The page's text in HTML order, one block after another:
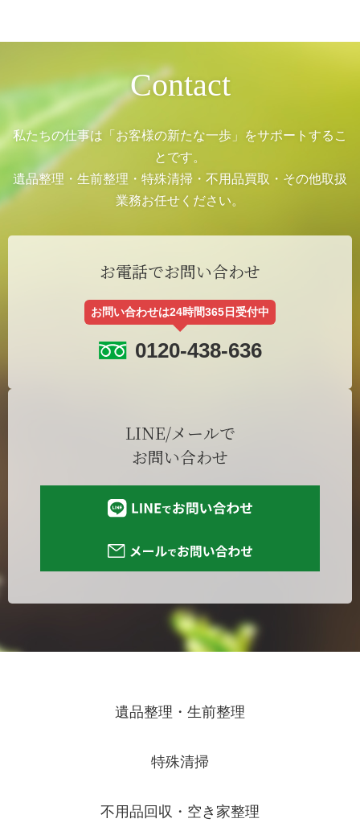
Contact
私たちの仕事は「お客様の新たな一歩」をサポートするこ
とです。
遺品整理・生前整理・特殊清掃・不用品買取・その他取扱
業務お任せください。
お電話でお問い合わせ
お問い合わせは24時間365日受付中
0120-438-636
LINE/メールで
お問い合わせ
遺品整理・生前整理
特殊清掃
不用品回収・空き家整理